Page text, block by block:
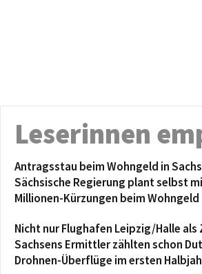
Leserinnen
Antragsstau beim Wohngeld in
Sächsische Regierung plant selbst
Millionen-Kürzungen beim Wohngeld
Nicht nur Flughafen Leipzig/Halle als
Sachsens Ermittler zählten schon
Drohnen-Überflüge im ersten